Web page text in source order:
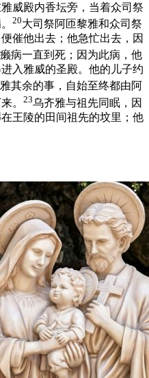
威殿内香坛旁，当着众司祭
20大司祭阿匝黎雅和众司祭
催他出去；他急忙出去，因
病一直到死；因为此病，他
入雅威的圣殿。他的儿子约
其余的事，自始至终都由阿
。 23乌齐雅与祖先同眠，因
王陵的田间祖先的坟里；他